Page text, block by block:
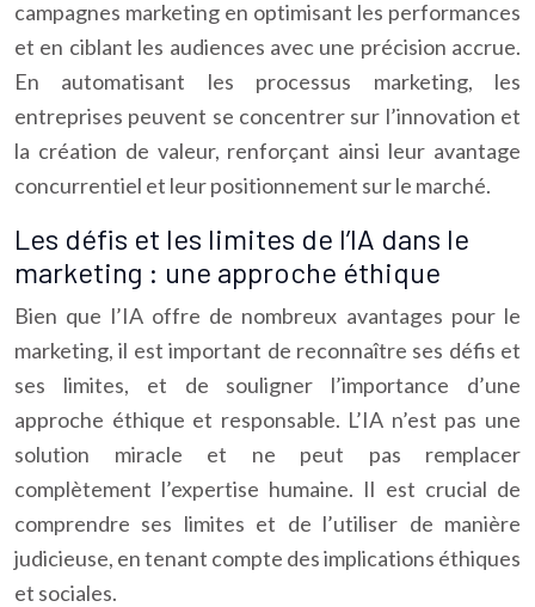
campagnes marketing en optimisant les performances
et en ciblant les audiences avec une précision accrue.
En automatisant les processus marketing, les
entreprises peuvent se concentrer sur l’innovation et
la création de valeur, renforçant ainsi leur avantage
concurrentiel et leur positionnement sur le marché.
Les défis et les limites de l’IA dans le
marketing : une approche éthique
Bien que l’IA offre de nombreux avantages pour le
marketing, il est important de reconnaître ses défis et
ses limites, et de souligner l’importance d’une
approche éthique et responsable. L’IA n’est pas une
solution miracle et ne peut pas remplacer
complètement l’expertise humaine. Il est crucial de
comprendre ses limites et de l’utiliser de manière
judicieuse, en tenant compte des implications éthiques
et sociales.